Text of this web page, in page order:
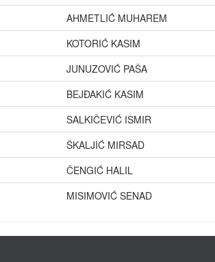
AHMETLIĆ MUHAREM
KOTORIĆ KASIM
JUNUZOVIĆ PAŠA
BEJĐAKIĆ KASIM
SALKIČEVIĆ ISMIR
ŠKALJIĆ MIRSAD
ČENGIĆ HALIL
MISIMOVIĆ SENAD